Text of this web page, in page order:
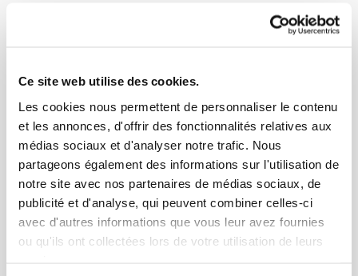
Ce site web utilise des cookies.
Les cookies nous permettent de personnaliser le contenu
et les annonces, d'offrir des fonctionnalités relatives aux
médias sociaux et d'analyser notre trafic. Nous
partageons également des informations sur l'utilisation de
notre site avec nos partenaires de médias sociaux, de
publicité et d'analyse, qui peuvent combiner celles-ci
avec d'autres informations que vous leur avez fournies
ou qu'ils ont collectées lors de votre utilisation de leurs
ÉQUIPE PREMIÈRE 04 MAI 2026